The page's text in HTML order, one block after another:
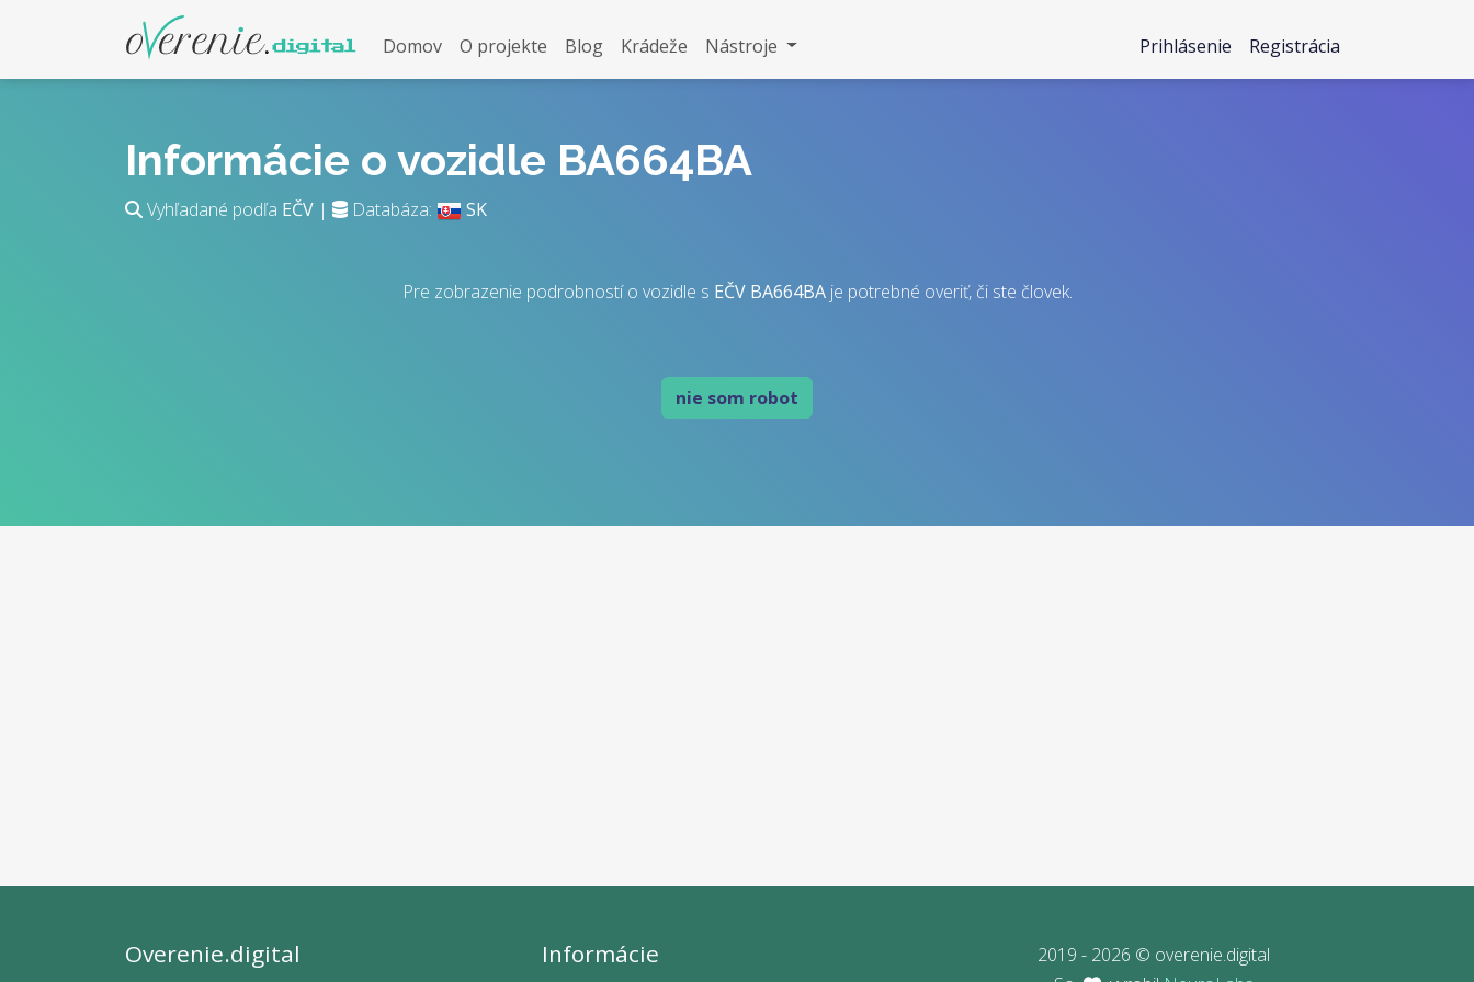
Domov O projekte Blog Krádeže Nástroje Prihlásenie Registrácia
Informácie o vozidle BA664BA
Vyhľadané podľa EČV | Databáza: SK
Pre zobrazenie podrobností o vozidle s EČV BA664BAje potrebné overiť, či ste človek.
nie som robot
Overenie.digital Informácie
2019 - 2026 © overenie.digital